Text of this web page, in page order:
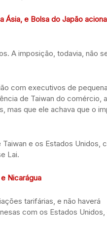
Ásia, e Bolsa do Japão aciona
A imposição, todavia, não
com executivos de
de Taiwan do comércio, a
mas que ele achava que o
e os Estados Unidos,
Lai.
Nicarágua
tarifárias, e não haverá
com os Estados